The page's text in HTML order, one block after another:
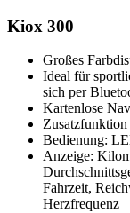
Kiox 300
Großes
Ideal für
sich per
Kartenlose
Zusatzfunktion
Bedienung:
Anzeige:
Fahrzeit,
Herzfrequenz